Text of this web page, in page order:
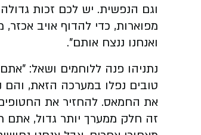
וגם הנפשית. יש לכם זכות
מפוארות, כדי להדוף אויב
ואנחנו ננצח אותם".
נתניהו פנה ללוחמים ושאל:
טובים נפלו במערכה הזאת,
את החמאס. להחזיר את
זה חלק ממערך יותר גדול, אתם